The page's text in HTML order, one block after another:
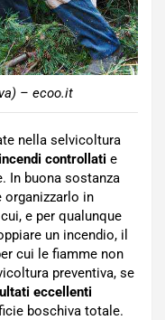
– ecoo.it
nella selvicoltura
incendi controllati e
In buona sostanza
organizzarlo in
e per qualunque
un incendio, il
cui le fiamme non
preventiva, se
eccellenti
boschiva totale.